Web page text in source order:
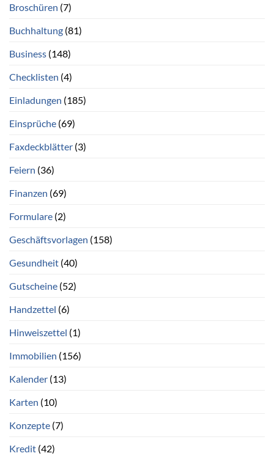
Broschüren (7)
Buchhaltung (81)
Business (148)
Checklisten (4)
Einladungen (185)
Einsprüche (69)
Faxdeckblätter (3)
Feiern (36)
Finanzen (69)
Formulare (2)
Geschäftsvorlagen (158)
Gesundheit (40)
Gutscheine (52)
Handzettel (6)
Hinweiszettel (1)
Immobilien (156)
Kalender (13)
Karten (10)
Konzepte (7)
Kredit (42)